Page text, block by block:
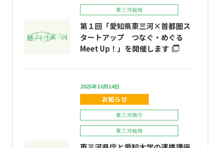
東三河総局
第１回「愛知県東三河×首都圏ス
タートアップ つなぐ・めぐる
Meet Up！」を開催します
2025年10月14日
お知らせ
東三河県庁
東三河総局